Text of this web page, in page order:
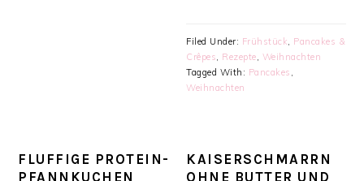
Filed Under: Frühstück, Pancakes &
Crêpes, Rezepte, Weihnachten
Tagged With: Pancakes ,
Weihnachten
FLUFFIGE PROTEIN-
PFANNKUCHEN
KAISERSCHMARRN
OHNE BUTTER UND